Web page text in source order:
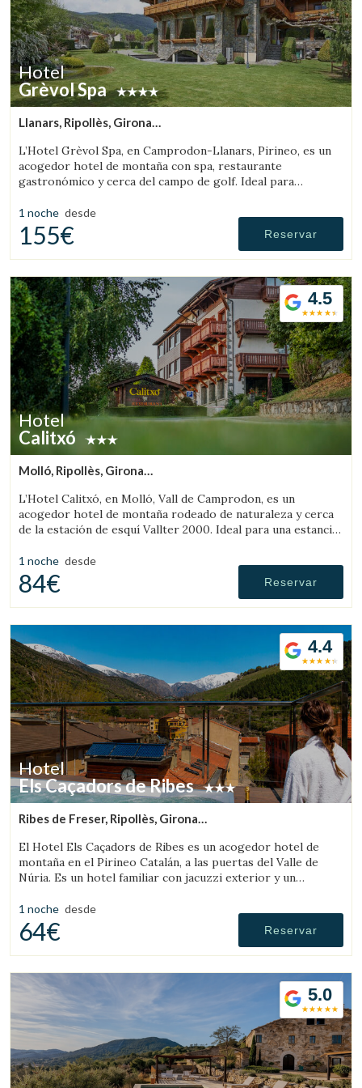
Hotel
Grèvol Spa
Llanars, Ripollès, Girona
L’Hotel Grèvol Spa, en Camprodon-Llanars, Pirineo, es un
acogedor hotel de montaña con spa, restaurante
gastronómico y cerca del campo de golf. Ideal para
1 noche desde
155€ Reservar
4.5
Hotel
Calitxó
Molló, Ripollès, Girona
L’Hotel Calitxó, en Molló, Vall de Camprodon, es un
acogedor hotel de montaña rodeado de naturaleza y cerca
de la estación de esquí Vallter 2000. Ideal para una estancia
1 noche desde
84€ Reservar
4.4
Hotel
Els Caçadors de Ribes
Ribes de Freser, Ripollès, Girona
El Hotel Els Caçadors de Ribes es un acogedor hotel de
montaña en el Pirineo Catalán, a las puertas del Valle de
Núria. Es un hotel familiar con jacuzzi exterior y un
1 noche desde
64€ Reservar
5.0